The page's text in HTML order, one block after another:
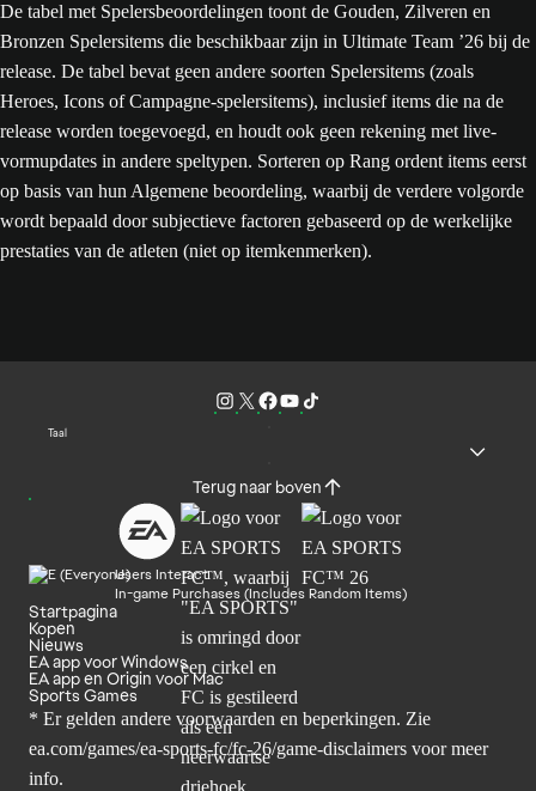
De tabel met Spelersbeoordelingen toont de Gouden, Zilveren en
Bronzen Spelersitems die beschikbaar zijn in Ultimate Team ’26 bij de
release. De tabel bevat geen andere soorten Spelersitems (zoals
Heroes, Icons of Campagne-spelersitems), inclusief items die na de
release worden toegevoegd, en houdt ook geen rekening met live-
vormupdates in andere speltypen. Sorteren op Rang ordent items eerst
op basis van hun Algemene beoordeling, waarbij de verdere volgorde
wordt bepaald door subjectieve factoren gebaseerd op de werkelijke
prestaties van de atleten (niet op itemkenmerken).
Taal
Terug naar boven
Users Interact
In-game Purchases (Includes Random Items)
Startpagina
Kopen
Nieuws
EA app voor Windows
EA app en Origin voor Mac
Sports Games
* Er gelden andere voorwaarden en beperkingen. Zie
ea.com/games/ea-sports-fc/fc-26/game-disclaimers voor meer
info.